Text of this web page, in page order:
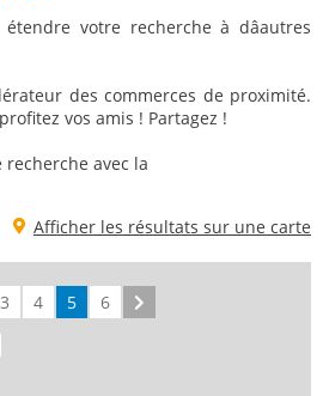
votre recherche à dâautres
des commerces de proximité.
vos amis ! Partagez !
avec la
Afficher les résultats sur une carte
3 4 5 6